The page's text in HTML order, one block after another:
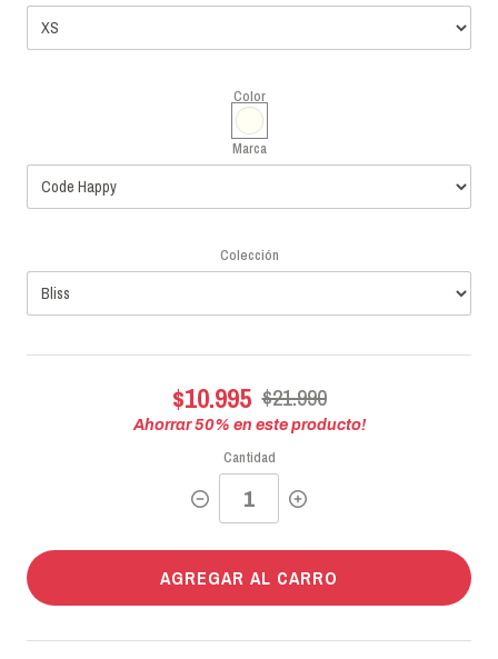
Color
Marca
Colección
$10.995 $21.990
Ahorrar50% en este producto!
Cantidad
AGREGAR AL CARRO